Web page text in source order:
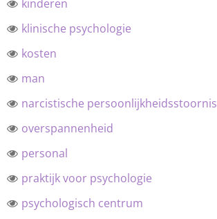
kinderen
klinische psychologie
kosten
man
narcistische persoonlijkheidsstoornis
overspannenheid
personal
praktijk voor psychologie
psychologisch centrum